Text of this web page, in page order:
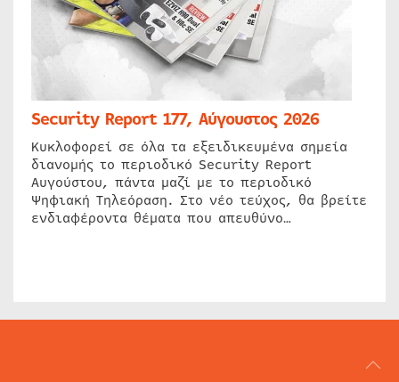
Security Report 177, Αύγουστος 2026
Κυκλοφορεί σε όλα τα εξειδικευμένα σημεία
διανομής το περιοδικό Security Report
Αυγούστου, πάντα μαζί με το περιοδικό
Ψηφιακή Τηλεόραση. Στο νέο τεύχος, θα βρείτε
ενδιαφέροντα θέματα που απευθύνο…